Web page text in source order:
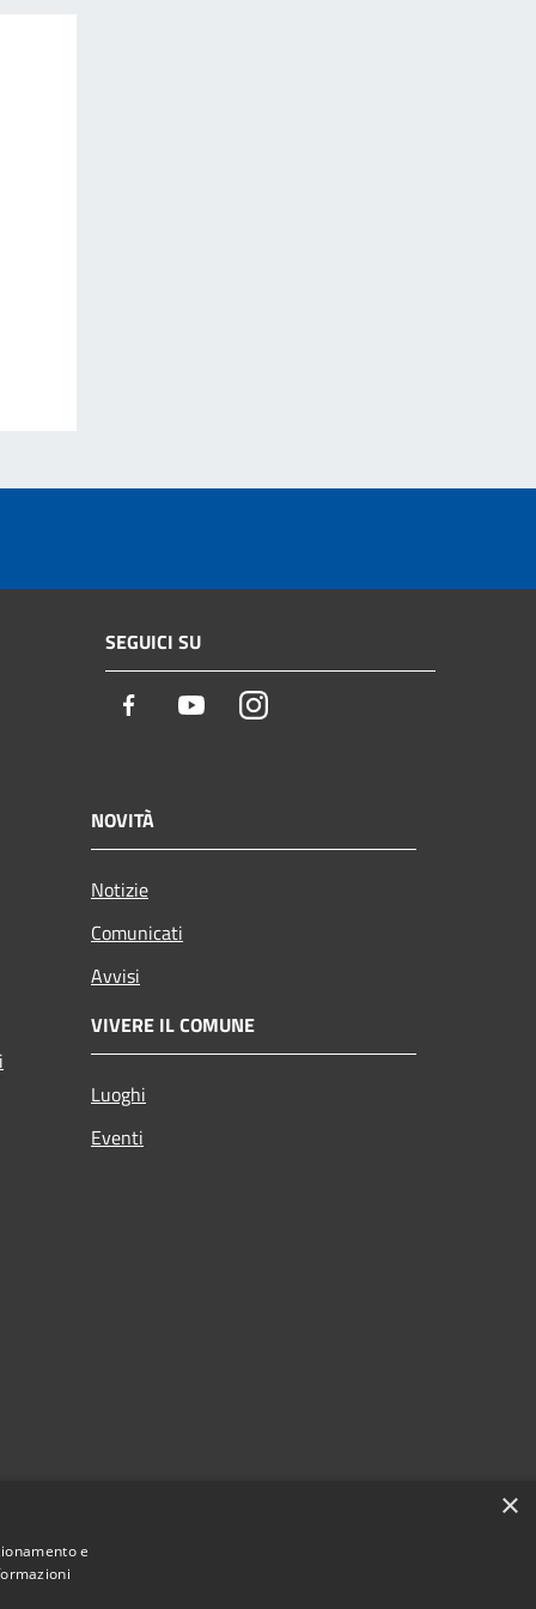
SEGUICI SU
Facebook YoutubeInstagram
NOVITÀ
Notizie
Comunicati
Avvisi
VIVERE IL COMUNE
Luoghi
Eventi
×
e